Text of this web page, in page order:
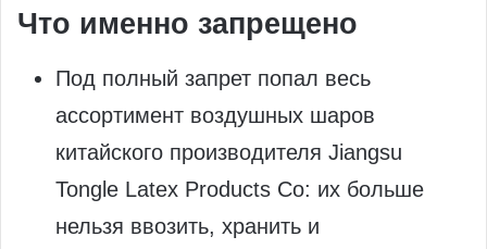
Что именно запрещено
Под полный запрет попал весь
ассортимент воздушных шаров
китайского производителя Jiangsu
Tongle Latex Products Co: их больше
нельзя ввозить, хранить и